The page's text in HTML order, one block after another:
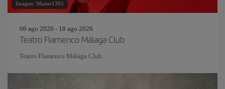
Imagen: Master1305
06 ago 2026 - 18 ago 2026
Teatro Flamenco Málaga Club
Teatro Flamenco Málaga Club